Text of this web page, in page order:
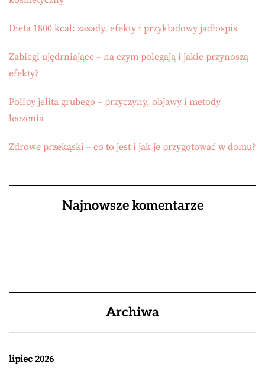
Dieta 1800 kcal: zasady, efekty i przykładowy jadłospis
Zabiegi ujędrniające – na czym polegają i jakie przynoszą
efekty?
Polipy jelita grubego – przyczyny, objawy i metody
leczenia
Zdrowe przekąski – co to jest i jak je przygotować w domu?
Najnowsze komentarze
Archiwa
lipiec 2026